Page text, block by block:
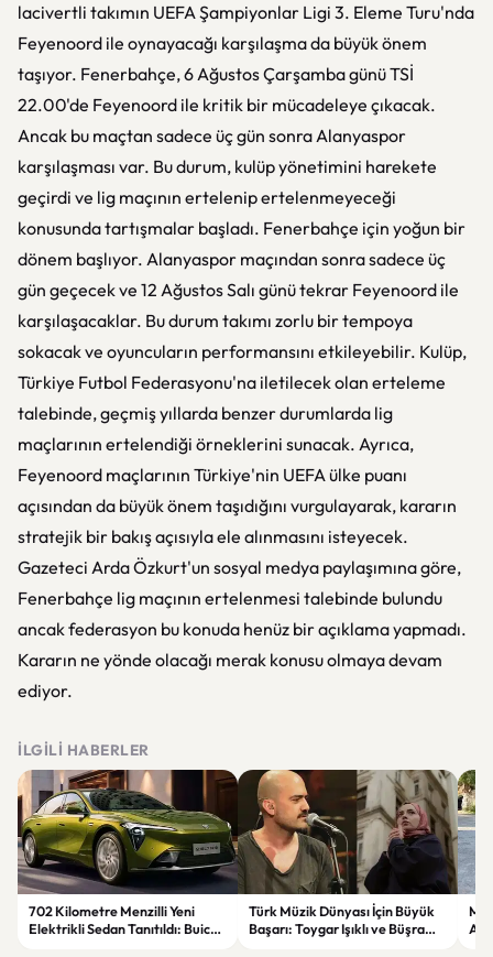
lacivertli takımın UEFA Şampiyonlar Ligi 3. Eleme Turu'nda
Feyenoord ile oynayacağı karşılaşma da büyük önem
taşıyor. Fenerbahçe, 6 Ağustos Çarşamba günü TSİ
22.00'de Feyenoord ile kritik bir mücadeleye çıkacak.
Ancak bu maçtan sadece üç gün sonra Alanyaspor
karşılaşması var. Bu durum, kulüp yönetimini harekete
geçirdi ve lig maçının ertelenip ertelenmeyeceği
konusunda tartışmalar başladı. Fenerbahçe için yoğun bir
dönem başlıyor. Alanyaspor maçından sonra sadece üç
gün geçecek ve 12 Ağustos Salı günü tekrar Feyenoord ile
karşılaşacaklar. Bu durum takımı zorlu bir tempoya
sokacak ve oyuncuların performansını etkileyebilir. Kulüp,
Türkiye Futbol Federasyonu'na iletilecek olan erteleme
talebinde, geçmiş yıllarda benzer durumlarda lig
maçlarının ertelendiği örneklerini sunacak. Ayrıca,
Feyenoord maçlarının Türkiye'nin UEFA ülke puanı
açısından da büyük önem taşıdığını vurgulayarak, kararın
stratejik bir bakış açısıyla ele alınmasını isteyecek.
Gazeteci Arda Özkurt'un sosyal medya paylaşımına göre,
Fenerbahçe lig maçının ertelenmesi talebinde bulundu
ancak federasyon bu konuda henüz bir açıklama yapmadı.
Kararın ne yönde olacağı merak konusu olmaya devam
ediyor.
İLGILI HABERLER
702 Kilometre Menzilli Yeni
Elektrikli Sedan Tanıtıldı: Buick
Türk Müzik Dünyası İçin Büyük
Başarı: Toygar Işıklı ve Büşra